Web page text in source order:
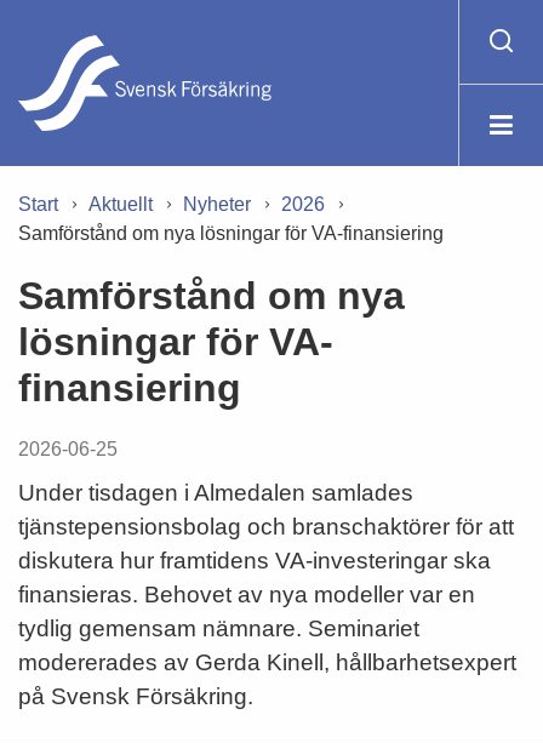
Start Aktuellt Nyheter
2026
Samförstånd om nya lösningar för VA-finansiering
Samförstånd om nya
lösningar för VA-
finansiering
2026-06-25
Under tisdagen i Almedalen samlades
tjänstepensionsbolag och branschaktörer för att
diskutera hur framtidens VA-investeringar ska
finansieras. Behovet av nya modeller var en
tydlig gemensam nämnare. Seminariet
modererades av Gerda Kinell, hållbarhetsexpert
på Svensk Försäkring.